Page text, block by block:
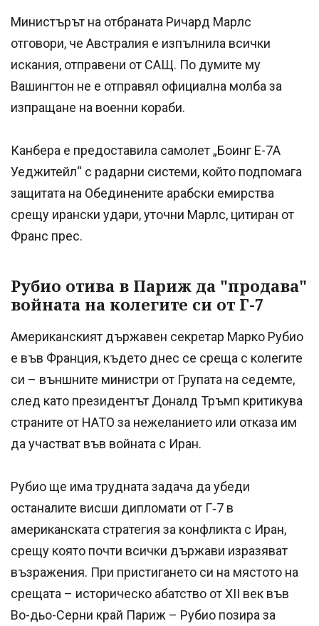
Министърът на отбраната Ричард Марлс
отговори, че Австралия е изпълнила всички
искания, отправени от САЩ. По думите му
Вашингтон не е отправял официална молба за
изпращане на военни кораби.
Канбера е предоставила самолет „Боинг E-7A
Уеджитейл“ с радарни системи, който подпомага
защитата на Обединените арабски емирства
срещу ирански удари, уточни Марлс, цитиран от
Франс прес.
Рубио отива в Париж да "продава"
войната на колегите си от Г-7
Американският държавен секретар Марко Рубио
е във Франция, където днес се среща с колегите
си – външните министри от Групата на седемте,
след като президентът Доналд Тръмп критикува
страните от НАТО за нежеланието или отказа им
да участват във войната с Иран.
Рубио ще има трудната задача да убеди
останалите висши дипломати от Г‑7 в
американската стратегия за конфликта с Иран,
срещу която почти всички държави изразяват
възражения. При пристигането си на мястото на
срещата – историческо абатство от XII век във
Во-дьо-Серни край Париж – Рубио позира за